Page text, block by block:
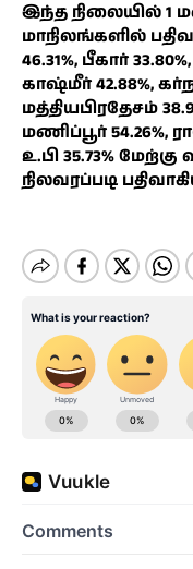
இந்த நிலையில் 1
மாநிலங்களில்
46.31%, பீகார்
காஷ்மீர் 42.88%,
மத்தியபிரதேசம்
மணிப்பூர் 54.26%,
உ.பி 35.73%
நிலவரப்படி